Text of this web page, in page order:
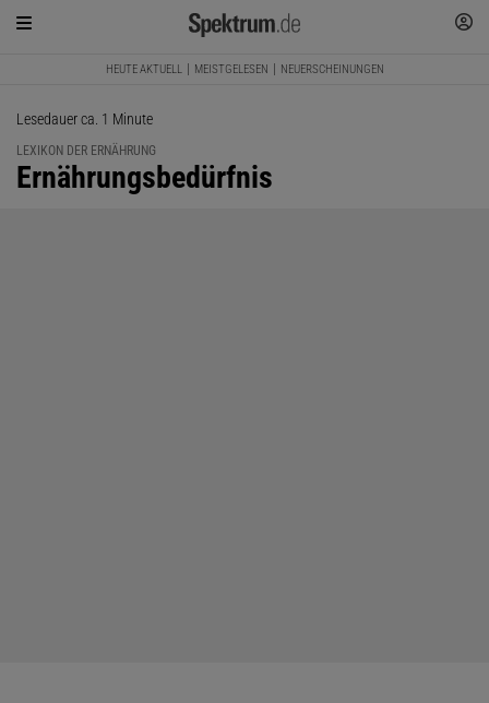
HEUTE AKTUELL MEISTGELESEN NEUERSCHEINUNGEN
Lesedauer ca. 1 Minute
LEXIKON DER ERNÄHRUNG
:
Ernährungsbedürfnis